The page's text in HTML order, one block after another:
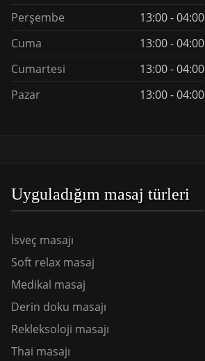
Perşembe
13:00 - 04:00
Cuma
13:00 - 04:00
Cumartesi
13:00 - 04:00
Pazar
13:00 - 04:00
Uyguladığım masaj türleri
İsveç masajı
Soft relax masaj
Medikal masaj
Derin doku masajı
Rekleksoloji masajı
Thai masajı